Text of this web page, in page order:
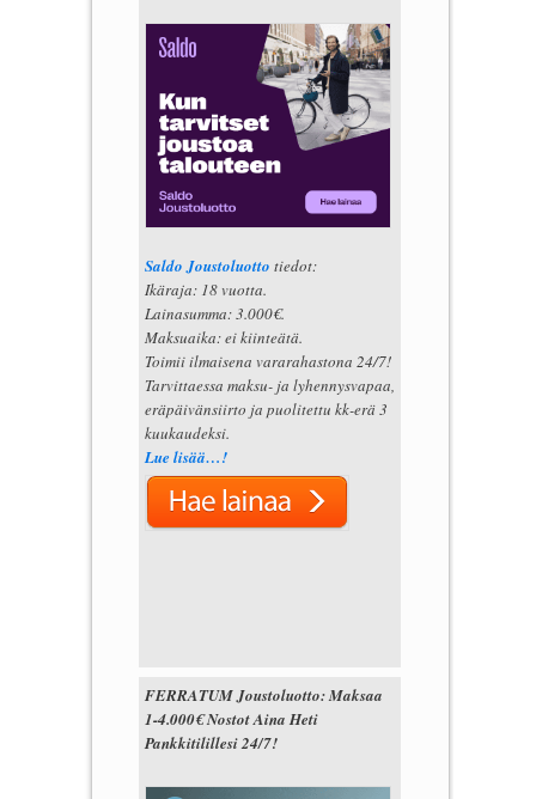
Saldo Joustoluotto tiedot:
Ikäraja: 18 vuotta.
Lainasumma: 3.000€.
Maksuaika: ei kiinteätä.
Toimii ilmaisena vararahastona 24/7!
Tarvittaessa maksu- ja lyhennysvapaa,
eräpäivänsiirto ja puolitettu kk-erä 3
kuukaudeksi.
Lue lisää…!
FERRATUM Joustoluotto: Maksaa
1-4.000€ Nostot Aina Heti
Pankkitilillesi 24/7!